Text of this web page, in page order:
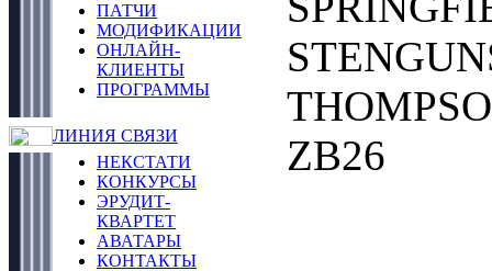
ПАТЧИ
МОДИФИКАЦИИ
ОНЛАЙН-
КЛИЕНТЫ
ПРОГРАММЫ
ЛИНИЯ СВЯЗИ
НЕКСТАТИ
КОНКУРСЫ
ЭРУДИТ-
КВАРТЕТ
АВАТАРЫ
КОНТАКТЫ
ZB26